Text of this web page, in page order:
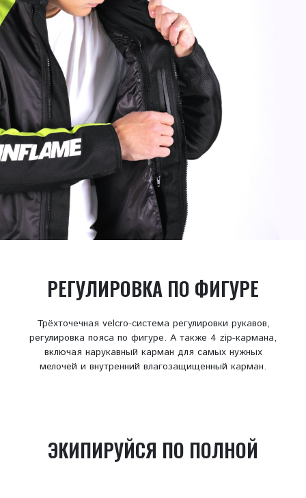
РЕГУЛИРОВКА ПО ФИГУРЕ
Трёхточечная velcro-система регулировки рукавов,
регулировка пояса по фигуре. А также 4 zip-кармана,
включая нарукавный карман для самых нужных
мелочей и внутренний влагозащищенный карман.
ЭКИПИРУЙСЯ ПО ПОЛНОЙ